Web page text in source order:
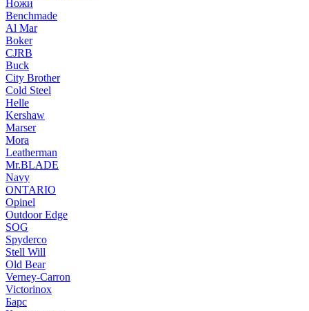
Ножи
Benchmade
Al Mar
Boker
CJRB
Buck
City Brother
Cold Steel
Helle
Kershaw
Marser
Mora
Leatherman
Mr.BLADE
Navy
ONTARIO
Opinel
Outdoor Edge
SOG
Spyderco
Stell Will
Old Bear
Verney-Carron
Victorinox
Барс